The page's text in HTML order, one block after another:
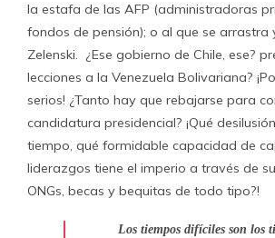
la estafa de las AFP (administradoras
fondos de pensión); o al que se arrastra
Zelenski. ¿Ese gobierno de Chile, ese?
lecciones a la Venezuela Bolivariana?
serios! ¿Tanto hay que rebajarse para
candidatura presidencial? ¡Qué
tiempo, qué formidable capacidad de
liderazgos tiene el imperio a través de
ONGs, becas y bequitas de todo tipo?!
Los tiempos difíciles son los